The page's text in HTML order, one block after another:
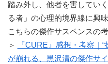
踏み外し、他者を害してい
る者」の心理的境界線に興
こちらの傑作サスペンスの
＞
『CURE』感想・考察｜“
が崩れる、黒沢清の傑作サ